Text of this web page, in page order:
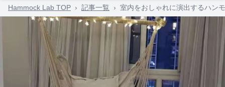
Hammock Lab TOP › 記事一覧 › 室内をおしゃれに演出するハン